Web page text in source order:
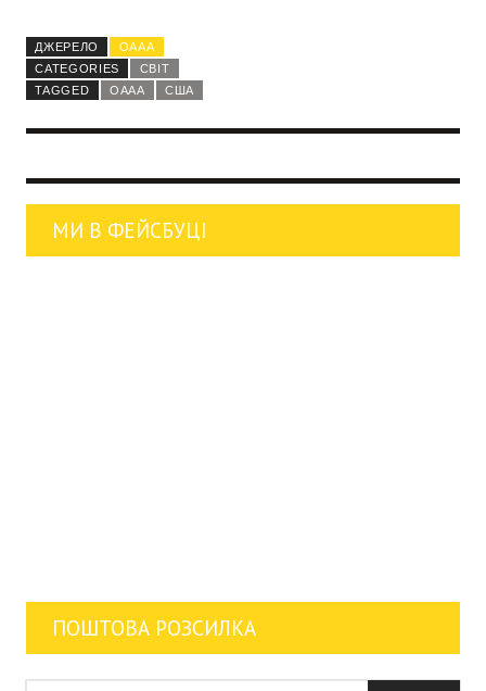
ДЖЕРЕЛО
OAAA
CATEGORIES
СВІТ
TAGGED
OAAA США
МИ В ФЕЙСБУЦІ
ПОШТОВА РОЗСИЛКА